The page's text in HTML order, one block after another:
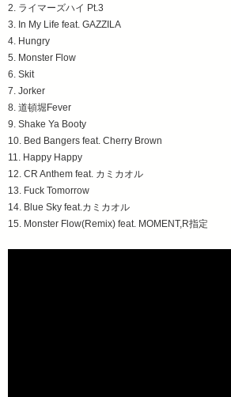
2. ライマーズハイ Pt.3
3. In My Life feat. GAZZILA
4. Hungry
5. Monster Flow
6. Skit
7. Jorker
8. 道頓堀Fever
9. Shake Ya Booty
10. Bed Bangers feat. Cherry Brown
11. Happy Happy
12. CR Anthem feat. カミカオル
13. Fuck Tomorrow
14. Blue Sky feat.カミカオル
15. Monster Flow(Remix) feat. MOMENT,R指定